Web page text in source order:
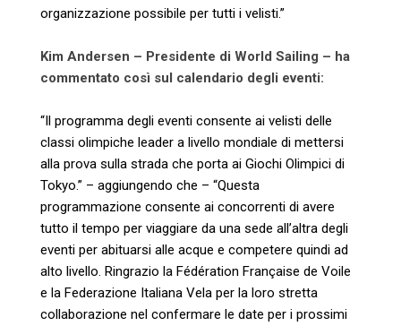
organizzazione possibile per tutti i velisti.”
Kim Andersen – Presidente di World Sailing – ha
commentato così sul calendario degli eventi:
“Il programma degli eventi consente ai velisti delle
classi olimpiche leader a livello mondiale di mettersi
alla prova sulla strada che porta ai Giochi Olimpici di
Tokyo.” – aggiungendo che – “Questa
programmazione consente ai concorrenti di avere
tutto il tempo per viaggiare da una sede all’altra degli
eventi per abituarsi alle acque e competere quindi ad
alto livello. Ringrazio la Fédération Française de Voile
e la Federazione Italiana Vela per la loro stretta
collaborazione nel confermare le date per i prossimi